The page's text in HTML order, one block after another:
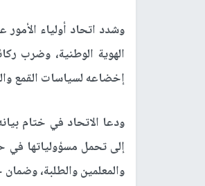
وشدد اتحاد أولياء
الهوية الوطنية، وضرب
إخضاعه لسياسات القمع
ودعا الاتحاد في ختام
إلى تحمل مسؤولياتها في
والمعلمين والطلبة،